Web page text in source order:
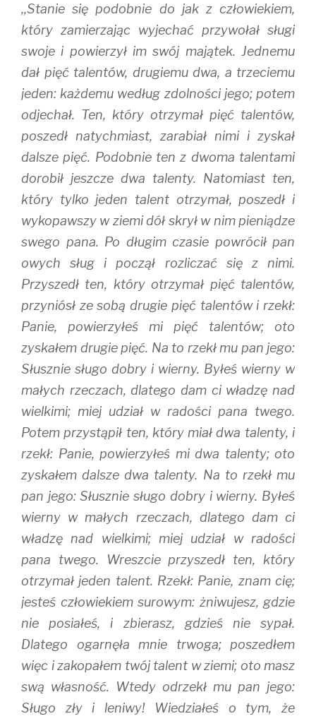
,,Stanie się podobnie do jak z człowiekiem,
który zamierzając wyjechać przywołał sługi
swoje i powierzył im swój majątek. Jednemu
dał pięć talentów, drugiemu dwa, a trzeciemu
jeden: każdemu według zdolności jego; potem
odjechał. Ten, który otrzymał pięć talentów,
poszedł natychmiast, zarabiał nimi i zyskał
dalsze pięć. Podobnie ten z dwoma talentami
dorobił jeszcze dwa talenty. Natomiast ten,
który tylko jeden talent otrzymał, poszedł i
wykopawszy w ziemi dół skrył w nim pieniądze
swego pana. Po długim czasie powrócił pan
owych sług i począł rozliczać się z nimi.
Przyszedł ten, który otrzymał pięć talentów,
przyniósł ze sobą drugie pięć talentów i rzekł:
Panie, powierzyłeś mi pięć talentów; oto
zyskałem drugie pięć. Na to rzekł mu pan jego:
Słusznie sługo dobry i wierny. Byłeś wierny w
małych rzeczach, dlatego dam ci władzę nad
wielkimi; miej udział w radości pana twego.
Potem przystąpił ten, który miał dwa talenty, i
rzekł: Panie, powierzyłeś mi dwa talenty; oto
zyskałem dalsze dwa talenty. Na to rzekł mu
pan jego: Słusznie sługo dobry i wierny. Byłeś
wierny w małych rzeczach, dlatego dam ci
władzę nad wielkimi; miej udział w radości
pana twego. Wreszcie przyszedł ten, który
otrzymał jeden talent. Rzekł: Panie, znam cię;
jesteś człowiekiem surowym: żniwujesz, gdzie
nie posiałeś, i zbierasz, gdzieś nie sypał.
Dlatego ogarnęła mnie trwoga; poszedłem
więc i zakopałem twój talent w ziemi; oto masz
swą własność. Wtedy odrzekł mu pan jego:
Sługo zły i leniwy! Wiedziałeś o tym, że